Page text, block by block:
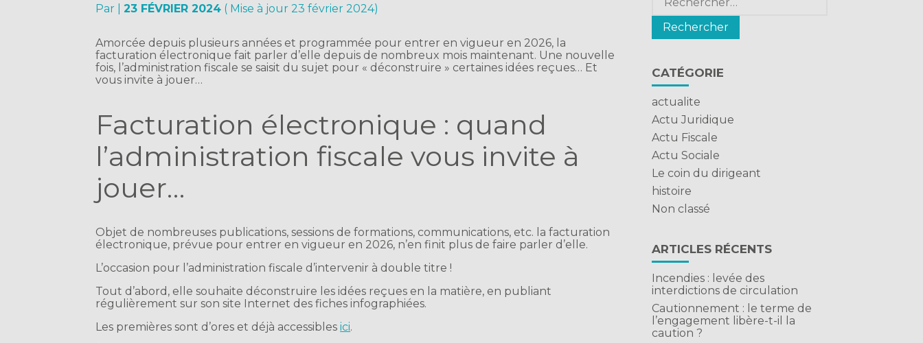
Par |23 FÉVRIER 2024 ( Mise à jour 23 février 2024)
Amorcée depuis plusieurs années et programmée pour entrer en vigueur en 2026, la
facturation électronique fait parler d’elle depuis de nombreux mois maintenant. Une nouvelle
fois, l’administration fiscale se saisit du sujet pour « déconstruire » certaines idées reçues… Et
vous invite à jouer…
Facturation électronique : quand
l’administration fiscale vous invite à
jouer…
Objet de nombreuses publications, sessions de formations, communications, etc. la facturation
électronique, prévue pour entrer en vigueur en 2026, n’en finit plus de faire parler d’elle.
L’occasion pour l’administration fiscale d’intervenir à double titre !
Tout d’abord, elle souhaite déconstruire les idées reçues en la matière, en publiant
régulièrement sur son site Internet des fiches infographiées.
Les premières sont d’ores et déjà accessiblesici.
CATÉGORIE
actualite
Actu Juridique
Actu Fiscale
Actu Sociale
Le coin du dirigeant
histoire
Non classé
ARTICLES RÉCENTS
Incendies : levée des
interdictions de circulation
Cautionnement : le terme de
l’engagement libère-t-il la
caution ?